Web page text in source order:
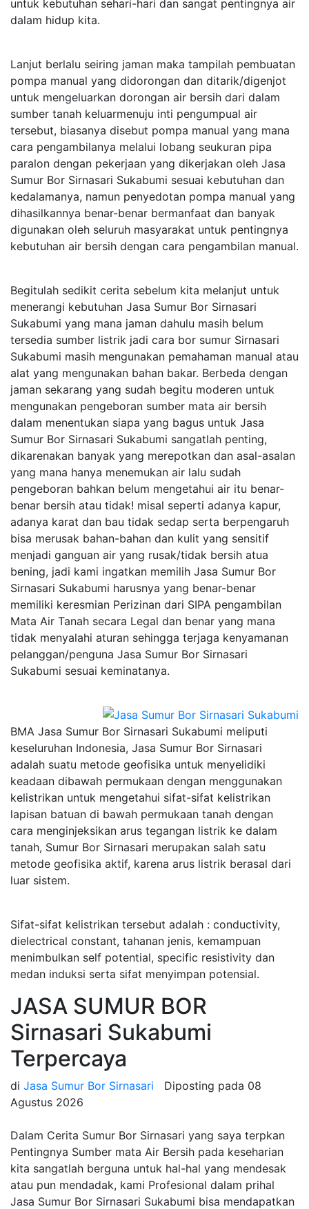
untuk kebutuhan sehari-hari dan sangat pentingnya air
dalam hidup kita.
Lanjut berlalu seiring jaman maka tampilah pembuatan
pompa manual yang didorongan dan ditarik/digenjot
untuk mengeluarkan dorongan air bersih dari dalam
sumber tanah keluarmenuju inti pengumpual air
tersebut, biasanya disebut pompa manual yang mana
cara pengambilanya melalui lobang seukuran pipa
paralon dengan pekerjaan yang dikerjakan oleh Jasa
Sumur Bor Sirnasari Sukabumi sesuai kebutuhan dan
kedalamanya, namun penyedotan pompa manual yang
dihasilkannya benar-benar bermanfaat dan banyak
digunakan oleh seluruh masyarakat untuk pentingnya
kebutuhan air bersih dengan cara pengambilan manual.
Begitulah sedikit cerita sebelum kita melanjut untuk
menerangi kebutuhan Jasa Sumur Bor Sirnasari
Sukabumi yang mana jaman dahulu masih belum
tersedia sumber listrik jadi cara bor sumur Sirnasari
Sukabumi masih mengunakan pemahaman manual atau
alat yang mengunakan bahan bakar. Berbeda dengan
jaman sekarang yang sudah begitu moderen untuk
mengunakan pengeboran sumber mata air bersih
dalam menentukan siapa yang bagus untuk Jasa
Sumur Bor Sirnasari Sukabumi sangatlah penting,
dikarenakan banyak yang merepotkan dan asal-asalan
yang mana hanya menemukan air lalu sudah
pengeboran bahkan belum mengetahui air itu benar-
benar bersih atau tidak! misal seperti adanya kapur,
adanya karat dan bau tidak sedap serta berpengaruh
bisa merusak bahan-bahan dan kulit yang sensitif
menjadi ganguan air yang rusak/tidak bersih atua
bening, jadi kami ingatkan memilih Jasa Sumur Bor
Sirnasari Sukabumi harusnya yang benar-benar
memiliki keresmian Perizinan dari SIPA pengambilan
Mata Air Tanah secara Legal dan benar yang mana
tidak menyalahi aturan sehingga terjaga kenyamanan
pelanggan/penguna Jasa Sumur Bor Sirnasari
Sukabumi sesuai keminatanya.
BMA Jasa Sumur Bor Sirnasari Sukabumi meliputi
keseluruhan Indonesia, Jasa Sumur Bor Sirnasari
adalah suatu metode geofisika untuk menyelidiki
keadaan dibawah permukaan dengan menggunakan
kelistrikan untuk mengetahui sifat-sifat kelistrikan
lapisan batuan di bawah permukaan tanah dengan
cara menginjeksikan arus tegangan listrik ke dalam
tanah, Sumur Bor Sirnasari merupakan salah satu
metode geofisika aktif, karena arus listrik berasal dari
luar sistem.
Sifat-sifat kelistrikan tersebut adalah : conductivity,
dielectrical constant, tahanan jenis, kemampuan
menimbulkan self potential, specific resistivity dan
medan induksi serta sifat menyimpan potensial.
JASA SUMUR BOR
Sirnasari Sukabumi
Terpercaya
di Jasa Sumur Bor Sirnasari Diposting pada 08
Agustus 2026
Dalam Cerita Sumur Bor Sirnasari yang saya terpkan
Pentingnya Sumber mata Air Bersih pada keseharian
kita sangatlah berguna untuk hal-hal yang mendesak
atau pun mendadak, kami Profesional dalam prihal
Jasa Sumur Bor Sirnasari Sukabumi bisa mendapatkan